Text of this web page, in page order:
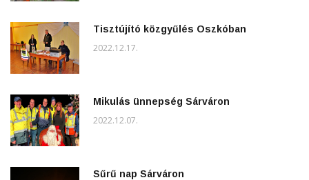
Tisztújító közgyűlés Oszkóban
2022.12.17.
Mikulás ünnepség Sárváron
2022.12.07.
Sűrű nap Sárváron